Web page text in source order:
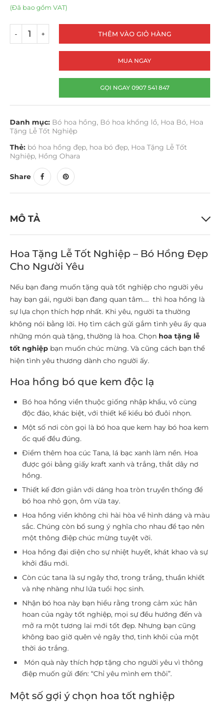
(Đã bao gồm VAT)
THÊM VÀO GIỎ HÀNG
MUA NGAY
GỌI NGAY 0907 541 847
Danh mục: Bó hoa hồng, Bó hoa khổng lồ, Hoa Bó, Hoa
Tặng Lễ Tốt Nghiệp
Thẻ: bó hoa hồng đẹp, hoa bó đẹp, Hoa Tặng Lễ Tốt
Nghiệp, Hồng Ohara
Share
MÔ TẢ
Hoa Tặng Lễ Tốt Nghiệp – Bó Hồng Đẹp
Cho Người Yêu
Nếu bạn đang muốn tặng quà tốt nghiệp cho người yêu
hay bạn gái, người bạn đang quan tâm…. thì hoa hồng là
sự lựa chọn thích hợp nhất. Khi yêu, người ta thường
không nói bằng lời. Họ tìm cách gửi gắm tình yêu ấy qua
những món quà tặng, thường là hoa. Chọn hoa tặng lễ
tốt nghiệp bạn muốn chúc mừng. Và cũng cách bạn thể
hiện tình yêu thương dành cho người ấy.
Hoa hồng bó que kem độc lạ
Bó hoa hồng viền thuộc giống nhập khẩu, vô cùng
độc đáo, khác biệt, với thiết kế kiểu bó đuôi nhọn.
Một số nơi còn gọi là bó hoa que kem hay bó hoa kem
ốc quế đều đúng.
Điểm thêm hoa cúc Tana, lá bạc xanh làm nền. Hoa
được gói bằng giấy kraft xanh và trắng, thắt dây nơ
hồng.
Thiết kế đơn giản với dáng hoa tròn truyền thống để
bó hoa nhỏ gọn, ôm vừa tay.
Hoa hồng viền không chì hài hòa về hình dáng và màu
sắc. Chúng còn bổ sung ý nghĩa cho nhau để tạo nên
một thông điệp chúc mừng tuyệt vời.
Hoa hồng đại diện cho sự nhiệt huyết, khát khao và sự
khởi đầu mới.
Còn cúc tana là sự ngây thơ, trong trắng, thuần khiết
và nhẹ nhàng như lứa tuổi học sinh.
Nhận bó hoa này bạn hiểu rằng trong cảm xúc hân
hoan của ngày tốt nghiệp, mọi sự đều hướng đến và
mở ra một tương lai mới tốt đẹp. Nhưng bạn cũng
không bao giờ quên vẻ ngây thơ, tinh khôi của một
thời áo trắng.
Món quà này thích hợp tặng cho người yêu vì thông
điệp muốn gửi đến: “Chỉ yêu mình em thôi”.
Một số gợi ý chọn hoa tốt nghiệp